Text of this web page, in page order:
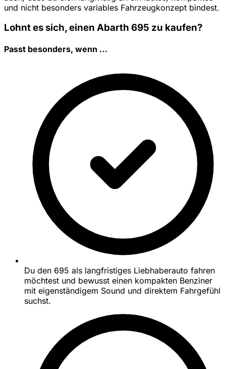
und nicht besonders variables Fahrzeugkonzept bindest.
Lohnt es sich, einen Abarth 695 zu kaufen?
Passt besonders, wenn …
Du den 695 als langfristiges Liebhaberauto fahren
möchtest und bewusst einen kompakten Benziner
mit eigenständigem Sound und direktem Fahrgefühl
suchst.